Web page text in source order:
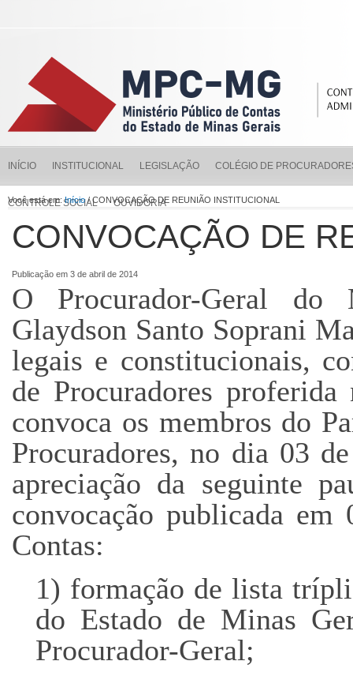
INÍCIO INSTITUCIONAL LEGISLAÇÃO COLÉGIO DE
CONTROLE SOCIAL OUVIDORIA
Você está em:Início/ CONVOCAÇÃO DE REUNIÃO INSTITUCIONAL
CONVOCAÇÃO DE
Publicação em 3 de abril de 2014
O Procurador-Geral do
Glaydson Santo Soprani
legais e constitucionais,
de Procuradores
convoca os membros do
Procuradores, no dia 03
apreciação da seguinte
convocação publicada
Contas:
1) formação de lista
do Estado de Minas
Procurador-Geral;